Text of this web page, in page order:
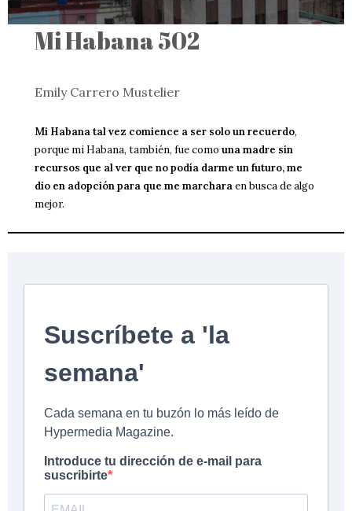
Mi Habana 502
Emily Carrero Mustelier
Mi Habana tal vez comience a ser solo un recuerdo,
porque mi Habana, también, fue comouna madre sin
recursos que al ver que no podía darme un futuro, me
dio en adopción para que me marcharaen busca de algo
mejor.